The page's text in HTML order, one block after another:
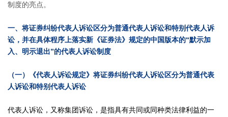
制度的亮点。
一、将证券纠纷代表人诉讼区分为普通代表人诉讼和特别代表人诉
讼，并在具体程序上落实新《证券法》规定的中国版本的“默示加
入、明示退出”的代表人诉讼制度
（一）《代表人诉讼规定》将证券纠纷代表人诉讼区分为普通代表
人诉讼和特别代表人诉讼
代表人诉讼，又称集团诉讼，是指具有共同或同种类法律利益的一